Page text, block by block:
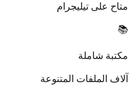
متاح على تيليجرام
📚
مكتبة شاملة
آلاف الملفات المتنوعة